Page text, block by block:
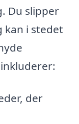
Du slipper
i stedet
der